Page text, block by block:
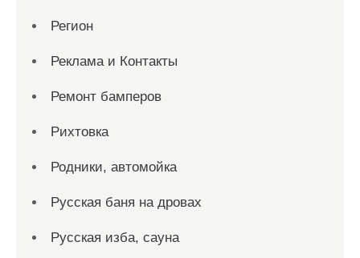
Регион
Реклама и Контакты
Ремонт бамперов
Рихтовка
Родники, автомойка
Русская баня на дровах
Русская изба, сауна